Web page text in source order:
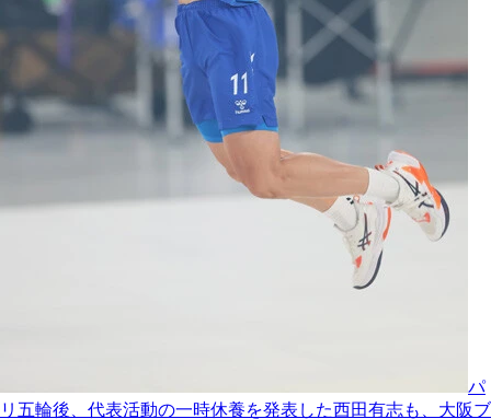
パ
リ五輪後、代表活動の一時休養を発表した西田有志も、大阪ブ